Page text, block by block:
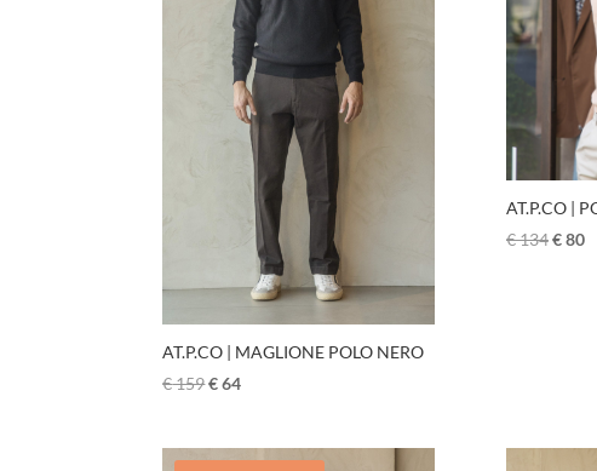
AT.P.CO | MAGLIONE POLO NERO
€159€64
AT.P.CO |
€134€80